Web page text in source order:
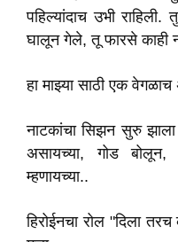
पहिल्यांदाच उभी
घालून गेले, तू फारसे काही
हा माझ्या साठी एक
नाटकांचा सिझन सुरु
असायच्या, गोड बोलून,
म्हणायच्या..
हिरोईनचा रोल "दिला तरच